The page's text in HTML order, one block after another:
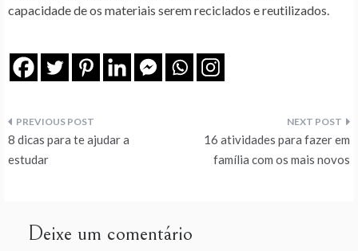
capacidade de os materiais serem reciclados e reutilizados.
Navegação
de
8 dicas para te ajudar a
estudar
16 atividades para fazer em
família com os mais novos
Deixe um comentário